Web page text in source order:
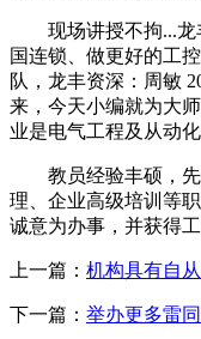
现场讲授不拘...龙
国连锁、做更好的工
队，龙丰资深：周敏
来，今天小编就为大
业是电气工程及从动化
教员经验丰硕，先
理、企业高级培训等
诚意为办事，并获得工
上一篇： 机构具有自
下一篇： 举办更多雷